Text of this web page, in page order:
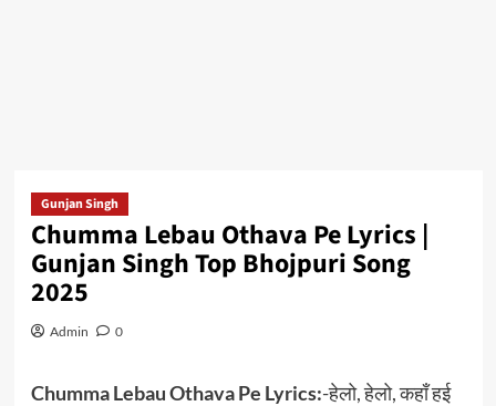
Gunjan Singh
Chumma Lebau Othava Pe Lyrics |
Gunjan Singh Top Bhojpuri Song
2025
Admin 0
Chumma Lebau Othava Pe Lyrics:-हेलो, हेलो, कहाँ हई